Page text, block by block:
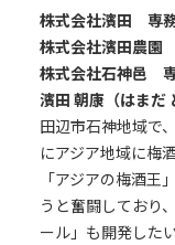
株式会社濱田 専
株式会社濱田農園
株式会社石神邑
濱田 朝康（はまだ
田辺市石神地域で
にアジア地域に梅
「アジアの梅酒
うと奮闘しており
ール」も開発した